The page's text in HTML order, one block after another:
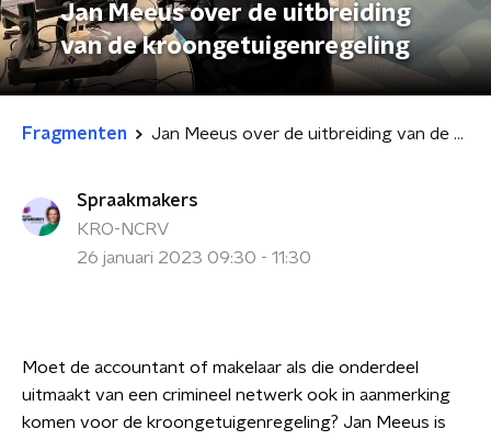
Jan Meeus over de uitbreiding
van de kroongetuigenregeling
Fragmenten Jan Meeus over de uitbreiding van de kroongetuigenregeling
Spraakmakers
KRO-NCRV
26 januari 2023 09:30 - 11:30
Moet de accountant of makelaar als die onderdeel
uitmaakt van een crimineel netwerk ook in aanmerking
komen voor de kroongetuigenregeling? Jan Meeus is